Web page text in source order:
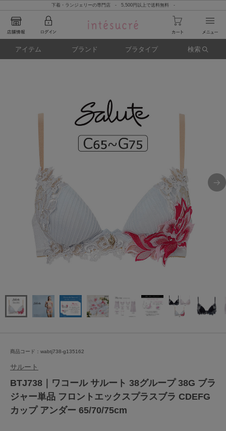
下着・ランジェリーの専門店 - 5,500円以上で送料無料 -
アイテム ブランド ブラタイプ 検索
商品コード：wabtj738-g135162
サルート
BTJ738｜ワコール サルート 38グループ 38G ブラ
ジャー単品 フロントエックスプラスブラ CDEFG
カップ アンダー 65/70/75cm